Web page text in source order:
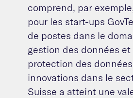
comprend, par
pour les start-ups
de postes dans le
gestion des données et
protection des
innovations dans le
Suisse a atteint une